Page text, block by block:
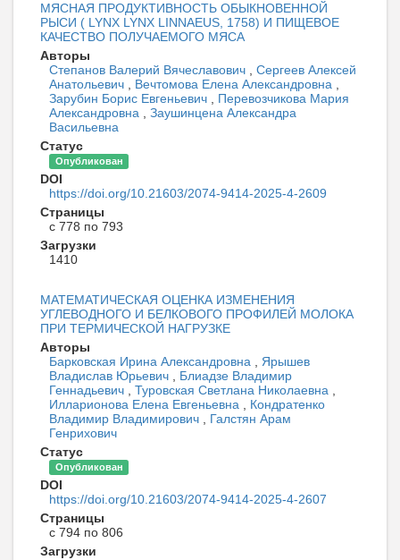
МЯСНАЯ ПРОДУКТИВНОСТЬ ОБЫКНОВЕННОЙ
РЫСИ ( LYNX LYNX LINNAEUS, 1758) И ПИЩЕВОЕ
КАЧЕСТВО ПОЛУЧАЕМОГО МЯСА
Авторы
Степанов Валерий Вячеславович
Сергеев Алексей
Анатольевич
Вечтомова Елена Александровна
Зарубин Борис Евгеньевич
Перевозчикова Мария
Александровна
Заушинцена Александра
Васильевна
Статус
Опубликован
DOI
https://doi.org/10.21603/2074-9414-2025-4-2609
Страницы
с 778 по 793
Загрузки
1410
МАТЕМАТИЧЕСКАЯ ОЦЕНКА ИЗМЕНЕНИЯ
УГЛЕВОДНОГО И БЕЛКОВОГО ПРОФИЛЕЙ МОЛОКА
ПРИ ТЕРМИЧЕСКОЙ НАГРУЗКЕ
Авторы
Барковская Ирина Александровна
Ярышев
Владислав Юрьевич
Блиадзе Владимир
Геннадьевич
Туровская Светлана Николаевна
Илларионова Елена Евгеньевна
Кондратенко
Владимир Владимирович
Галстян Арам
Генрихович
Статус
Опубликован
DOI
https://doi.org/10.21603/2074-9414-2025-4-2607
Страницы
с 794 по 806
Загрузки